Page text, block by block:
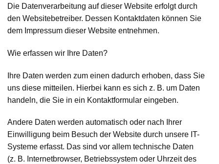
Die Datenverarbeitung auf dieser Website erfolgt durch
den Websitebetreiber. Dessen Kontaktdaten können Sie
dem Impressum dieser Website entnehmen.
Wie erfassen wir Ihre Daten?
Ihre Daten werden zum einen dadurch erhoben, dass Sie
uns diese mitteilen. Hierbei kann es sich z. B. um Daten
handeln, die Sie in ein Kontaktformular eingeben.
Andere Daten werden automatisch oder nach Ihrer
Einwilligung beim Besuch der Website durch unsere IT-
Systeme erfasst. Das sind vor allem technische Daten
(z. B. Internetbrowser, Betriebssystem oder Uhrzeit des